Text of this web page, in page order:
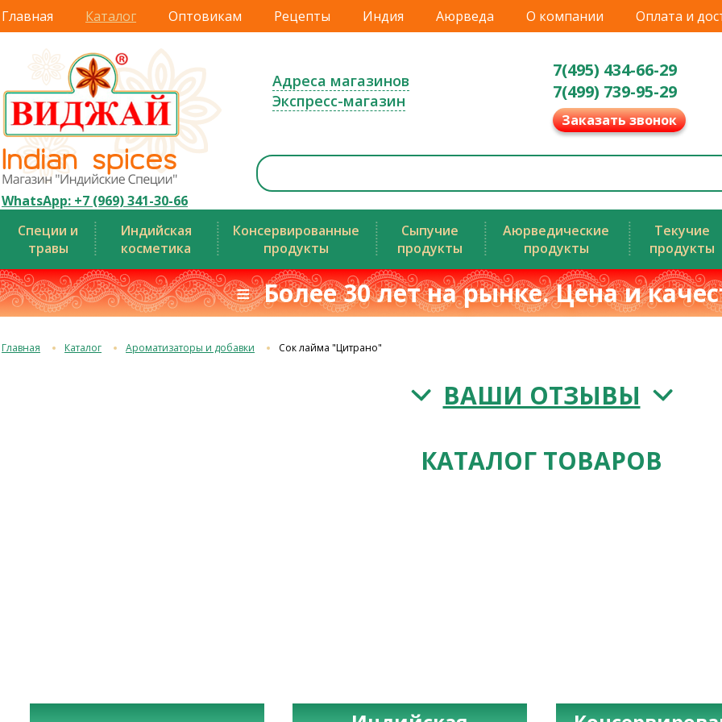
Главная Каталог Оптовикам Рецепты Индия Аюрведа О компании Оплата и
WhatsApp: +7 (969) 341-30-66
Адреса магазинов
Экспресс-магазин
7(495) 434-66-29
7(499) 739-95-29
Заказать звонок
Специи и
травы
Индийская
косметика
Консервированные
продукты
Сыпучие
продукты
Аюрведические
продукты
Текучие
продукты
≡ Более 30 лет на рынке. Цена и
Главная Каталог Ароматизаторы и добавки Сок лайма "Цитрано"
ВАШИ ОТЗЫВЫ
КАТАЛОГ ТОВАРОВ